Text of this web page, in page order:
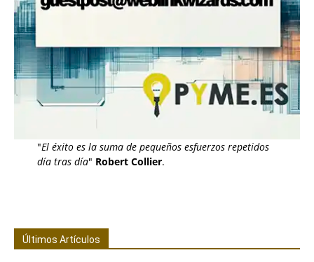
"El éxito es la suma de pequeños esfuerzos repetidos
día tras día" Robert Collier.
Últimos Artículos